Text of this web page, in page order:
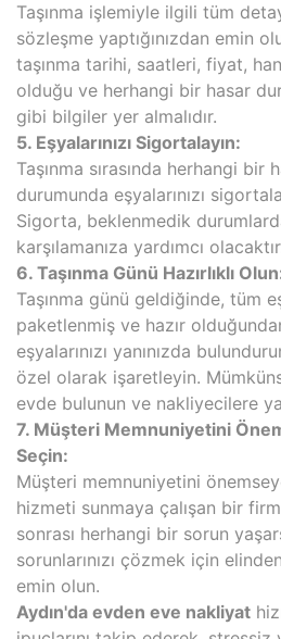
Taşınma işlemiyle ilgili tüm
sözleşme yaptığınızdan emin
taşınma tarihi, saatleri, fiyat,
olduğu ve herhangi bir hasar
gibi bilgiler yer almalıdır.
5. Eşyalarınızı Sigortalayın:
Taşınma sırasında herhangi bir
durumunda eşyalarınızı
Sigorta, beklenmedik
karşılamanıza yardımcı
6. Taşınma Günü Hazırlıklı
Taşınma günü geldiğinde, tüm
paketlenmiş ve hazır
eşyalarınızı yanınızda
özel olarak işaretleyin.
evde bulunun ve nakliyecilere
7. Müşteri Memnuniyetini
Seçin:
Müşteri memnuniyetini
hizmeti sunmaya çalışan bir
sonrası herhangi bir sorun
sorunlarınızı çözmek için
emin olun.
Aydın'da evden eve nakliyat